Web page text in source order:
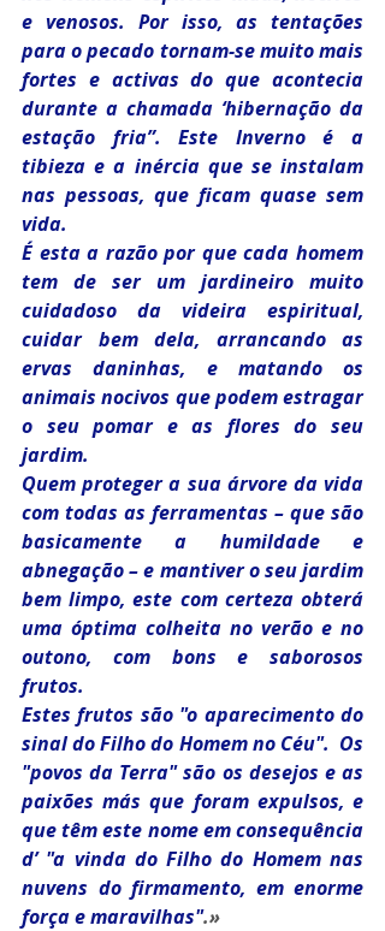
e venosos. Por isso, as tentações
para o pecado tornam-se muito mais
fortes e activas do que acontecia
durante a chamada ‘hibernação da
estação fria”. Este Inverno é a
tibieza e a inércia que se instalam
nas pessoas, que ficam quase sem
vida.
É esta a razão por que cada homem
tem de ser um jardineiro muito
cuidadoso da videira espiritual,
cuidar bem dela, arrancando as
ervas daninhas, e matando os
animais nocivos que podem estragar
o seu pomar e as flores do seu
jardim.
Quem proteger a sua árvore da vida
com todas as ferramentas – que são
basicamente a humildade e
abnegação – e mantiver o seu jardim
bem limpo, este com certeza obterá
uma óptima colheita no verão e no
outono, com bons e saborosos
frutos.
Estes frutos são "o aparecimento do
sinal do Filho do Homem no Céu".  Os
"povos da Terra" são os desejos e as
paixões más que foram expulsos, e
que têm este nome em consequência
d’ "a vinda do Filho do Homem nas
nuvens do firmamento, em enorme
força e maravilhas".»